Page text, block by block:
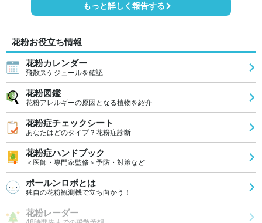
もっと詳しく報告する
花粉お役立ち情報
花粉カレンダー
飛散スケジュールを確認
花粉図鑑
花粉アレルギーの原因となる植物を紹介
花粉症チェックシート
あなたはどのタイプ？花粉症診断
花粉症ハンドブック
＜医師・専門家監修＞予防・対策など
ポールンロボとは
独自の花粉観測機で立ち向かう！
花粉レーダー